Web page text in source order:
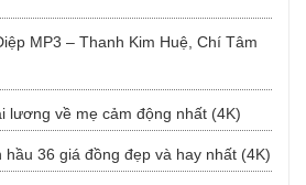
MP3 – Thanh Kim Huệ, Chí Tâm
lương về mẹ cảm động nhất (4K)
36 giá đồng đẹp và hay nhất (4K)